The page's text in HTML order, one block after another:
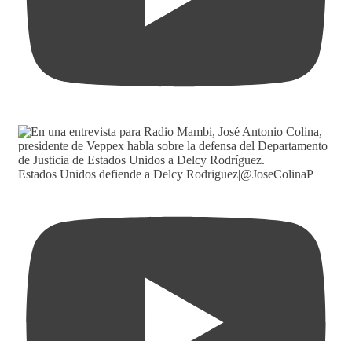
Estados Unidos defiende a Delcy Rodriguez|@JoseColinaP